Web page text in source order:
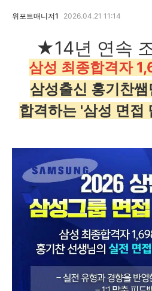
위포트매니저1 2026.04.21 11:14
★14년 연속
삼성 최종합격자
삼성출신 홍기찬
합격하는 '삼성 면접